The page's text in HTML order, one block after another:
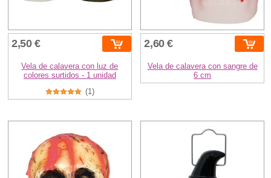
2,50 €
Vela de calavera con luz de
colores surtidos - 1 unidad
(1)
2,60 €
Vela de calavera con sangre de
6 cm